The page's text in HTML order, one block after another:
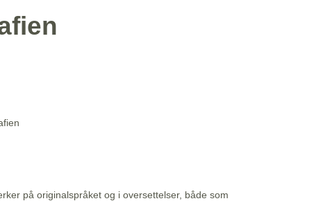
på originalspråket og i oversettelser, både som